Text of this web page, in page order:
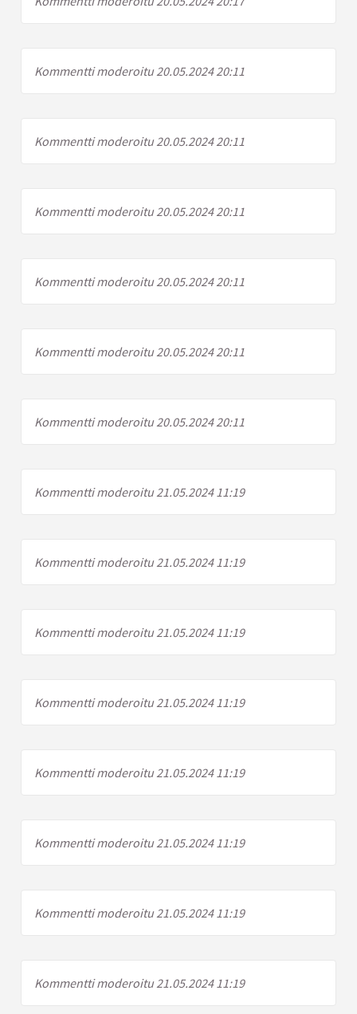
Kommentti moderoitu 20.05.2024 20:11
Kommentti moderoitu 20.05.2024 20:11
Kommentti moderoitu 20.05.2024 20:11
Kommentti moderoitu 20.05.2024 20:11
Kommentti moderoitu 20.05.2024 20:11
Kommentti moderoitu 20.05.2024 20:11
Kommentti moderoitu 21.05.2024 11:19
Kommentti moderoitu 21.05.2024 11:19
Kommentti moderoitu 21.05.2024 11:19
Kommentti moderoitu 21.05.2024 11:19
Kommentti moderoitu 21.05.2024 11:19
Kommentti moderoitu 21.05.2024 11:19
Kommentti moderoitu 21.05.2024 11:19
Kommentti moderoitu 21.05.2024 11:19